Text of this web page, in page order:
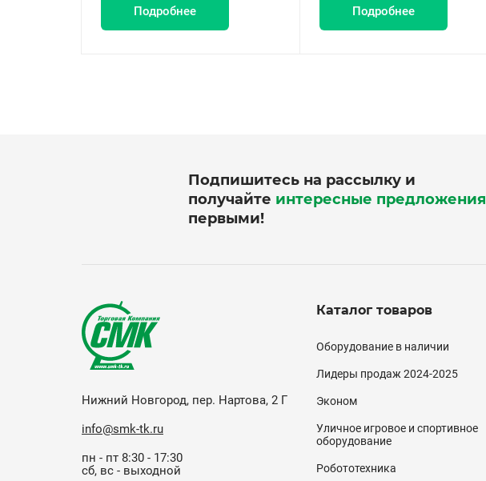
Подробнее Подробнее
Подпишитесь на рассылку и
получайте интересные предложения
первыми!
Нижний Новгород, пер. Нартова, 2 Г
info@smk-tk.ru
пн - пт 8:30 - 17:30
сб, вс - выходной
Каталог товаров
Каталог
(подвал)
Оборудование в наличии
Лидеры продаж 2024-2025
Эконом
Уличное игровое и спортивное
оборудование
Робототехника